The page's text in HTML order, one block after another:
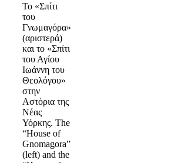
To «Σπίτι
του
Γνωμαγόρα»
(αριστερά)
και το «Σπίτι
του Αγίου
Ιωάννη του
Θεολόγου»
στην
Αστόρια της
Νέας
Υόρκης. The
“House of
Gnomagora”
(left) and the